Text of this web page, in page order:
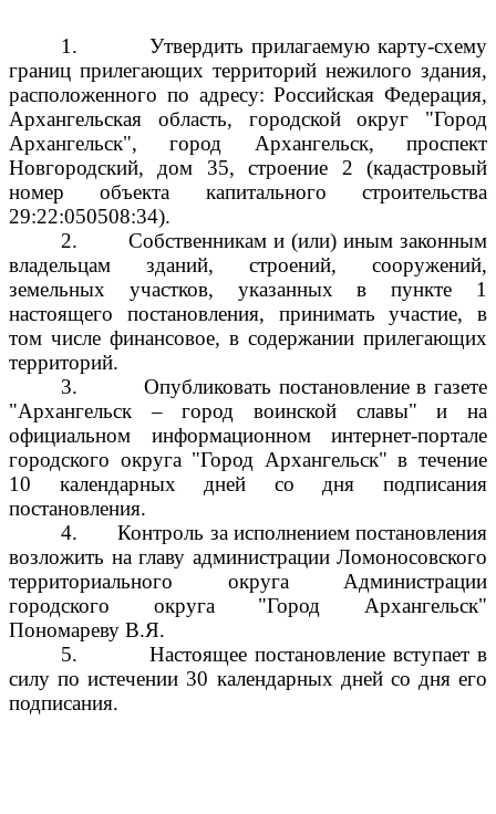
1.
Утвердить прилагаемую карту-схему
границ прилегающих территорий нежилого здания,
расположенного по адресу: Российская Федерация,
Архангельская область, городской округ "Город
Архангельск", город Архангельск, проспект
Новгородский, дом 35, строение 2 (кадастровый
номер объекта капитального строительства
29:22:050508:34).
2.
Собственникам и (или) иным законным
владельцам зданий, строений, сооружений,
земельных участков, указанных в пункте 1
настоящего постановления, принимать участие, в
том числе финансовое, в содержании прилегающих
территорий.
3.
Опубликовать постановление в газете
"Архангельск – город воинской славы" и на
официальном информационном интернет-портале
городского округа "Город Архангельск" в течение
10 календарных дней со дня подписания
постановления.
4.
Контроль за исполнением постановления
возложить на главу администрации Ломоносовского
территориального округа Администрации
городского округа "Город Архангельск"
Пономареву В.Я.
5.
Настоящее постановление вступает в
силу по истечении 30 календарных дней со дня его
подписания.